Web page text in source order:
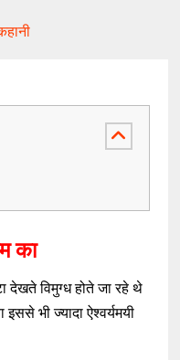
का
देखते विमुग्ध होते जा रहे थे
भी ज्यादा ऐश्वर्यमयी